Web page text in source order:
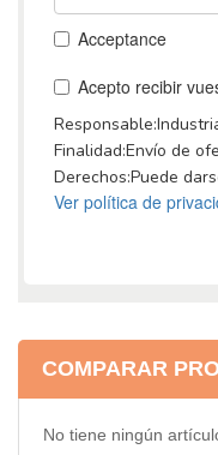
COMPARAR
No tiene ningún